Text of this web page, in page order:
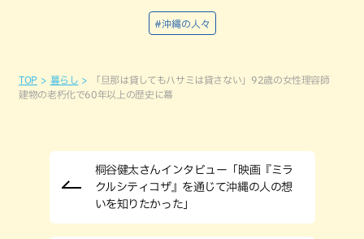
#沖縄の人々
TOP 暮らし
「旦那は貸してもハサミは貸さない」92歳の女性理容師
建物の老朽化で60年以上の歴史に幕
桐谷健太さんインタビュー「映画『ミラ
クルシティコザ』を通じて沖縄の人の想
いを知りたかった」